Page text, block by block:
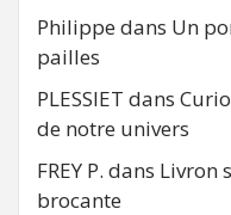
Philippe dans Un
pailles
PLESSIET dans
de notre univers
FREY P. dans Livron
brocante